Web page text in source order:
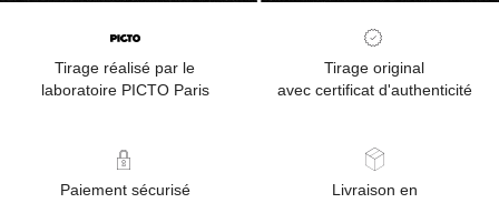
Tirage réalisé par le
laboratoire PICTO Paris
Tirage original
avec certificat d'authenticité
Paiement sécurisé
Livraison en